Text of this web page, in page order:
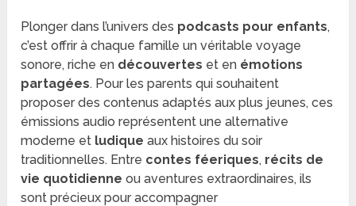
Plonger dans l’univers des podcasts pour enfants,
c’est offrir à chaque famille un véritable voyage
sonore, riche en découvertes et en émotions
partagées. Pour les parents qui souhaitent
proposer des contenus adaptés aux plus jeunes, ces
émissions audio représentent une alternative
moderne et ludique aux histoires du soir
traditionnelles. Entre contes féeriques, récits de
vie quotidienne ou aventures extraordinaires, ils
sont précieux pour accompagner